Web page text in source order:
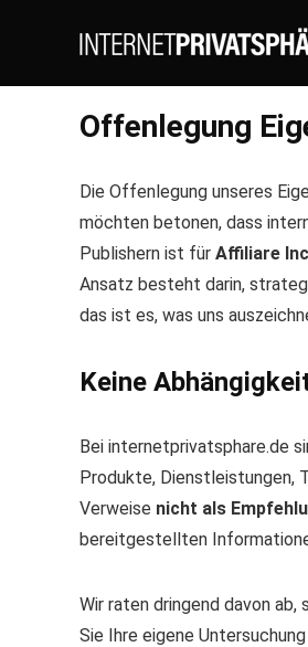
Offenlegung
Die Offenlegung unseres
möchten betonen, dass
Publishern ist für Affiliare
Ansatz besteht darin,
das ist es, was uns
Keine
Bei internetprivatsphare.de
Produkte, Dienstleistungen,
Verweise nicht als
bereitgestellten
Wir raten dringend davon
Sie Ihre eigene